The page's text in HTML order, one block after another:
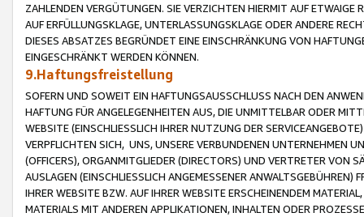
ZAHLENDEN VERGÜTUNGEN. SIE VERZICHTEN HIERMIT AUF
AUF ERFÜLLUNGSKLAGE, UNTERLASSUNGSKLAGE ODER ANDERE
DIESES ABSATZES BEGRÜNDET EINE EINSCHRÄNKUNG VON
EINGESCHRÄNKT WERDEN KÖNNEN.
9.Haftungsfreistellung
SOFERN UND SOWEIT EIN HAFTUNGSAUSSCHLUSS NACH DEN
HAFTUNG FÜR ANGELEGENHEITEN AUS, DIE UNMITTELBAR ODER
WEBSITE (EINSCHLIESSLICH IHRER NUTZUNG DER
VERPFLICHTEN SICH, UNS, UNSERE VERBUNDENEN UNTERNEHMEN
(OFFICERS), ORGANMITGLIEDER (DIRECTORS) UND VERTRETER VON
AUSLAGEN (EINSCHLIESSLICH ANGEMESSENER
IHRER WEBSITE BZW. AUF IHRER WEBSITE ERSCHEINENDEM
MATERIALS MIT ANDEREN APPLIKATIONEN, INHALTEN ODER